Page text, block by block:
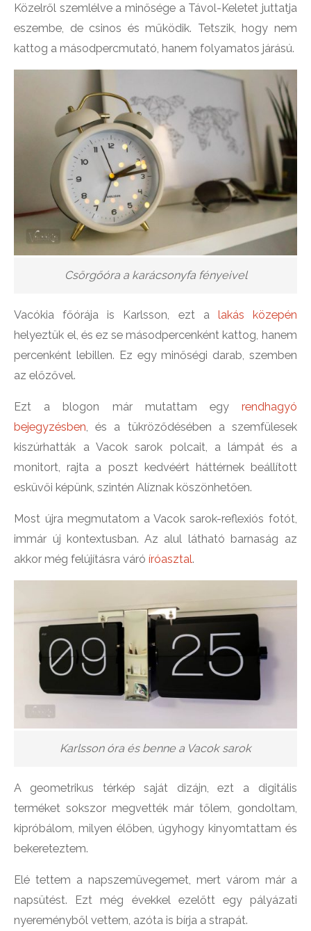
Közelről szemlélve a minősége a Távol-Keletet juttatja
eszembe, de csinos és működik. Tetszik, hogy nem
kattog a másodpercmutató, hanem folyamatos járású.
Csörgőóra a karácsonyfa fényeivel
Vacókia főórája is Karlsson, ezt a lakás közepén
helyeztük el, és ez se másodpercenként kattog, hanem
percenként lebillen. Ez egy minőségi darab, szemben
az előzővel.
Ezt a blogon már mutattam egyrendhagyó
bejegyzésben, és a tükröződésében a szemfülesek
kiszúrhatták a Vacok sarok polcait, a lámpát és a
monitort, rajta a poszt kedvéért háttérnek beállított
esküvői képünk, szintén Alíznak köszönhetően.
Most újra megmutatom a Vacok sarok-reflexiós fotót,
immár új kontextusban. Az alul látható barnaság az
akkor még felújításra váróíróasztal.
Karlsson óra és benne a Vacok sarok
A geometrikus térkép saját dizájn, ezt a digitális
terméket sokszor megvették már tőlem, gondoltam,
kipróbálom, milyen élőben, úgyhogy kinyomtattam és
bekereteztem.
Elé tettem a napszemüvegemet, mert várom már a
napsütést. Ezt még évekkel ezelőtt egy pályázati
nyereményből vettem, azóta is bírja a strapát.